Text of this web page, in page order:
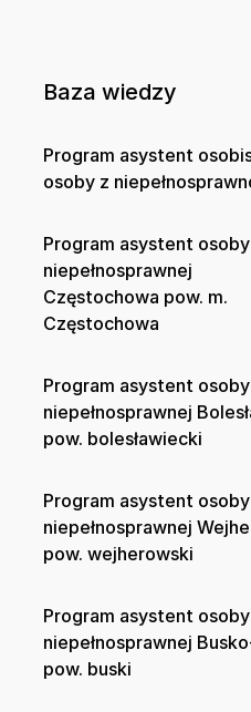
Baza wiedzy
Program asystent
osoby z
Program asystent osoby
niepełnosprawnej
Częstochowa pow. m.
Częstochowa
Program asystent osoby
niepełnosprawnej
pow. bolesławiecki
Program asystent osoby
niepełnosprawnej
pow. wejherowski
Program asystent osoby
niepełnosprawnej
pow. buski